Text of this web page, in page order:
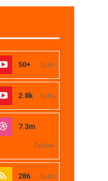
50+ Subs
2.8k Subs
7.3m
Follow
286 Subs